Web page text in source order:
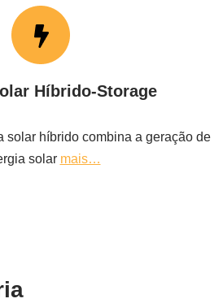
Híbrido-Storage
solar híbrido combina a geração de
solar mais…